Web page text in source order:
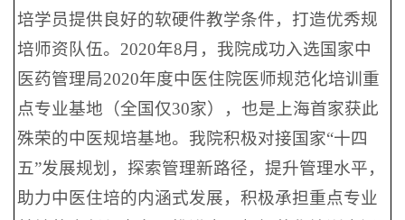
培学员提供良好的软硬件教学条件，打造优秀规
培师资队伍。2020年8月，我院成功入选国家中
医药管理局2020年度中医住院医师规范化培训重
点专业基地（全国仅30家），也是上海首家获此
殊荣的中医规培基地。我院积极对接国家“十四
五”发展规划，探索管理新路径，提升管理水平，
助力中医住培的内涵式发展，积极承担重点专业